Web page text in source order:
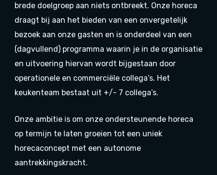
brede doelgroep aan niets ontbreekt. Onze horeca
draagt bij aan het bieden van een onvergetelijk
bezoek aan onze gasten en is onderdeel van een
(dagvullend) programma waarin je in de organisatie
en uitvoering hiervan wordt bijgestaan door
operationele en commerciële collega’s. Het
keukenteam bestaat uit +/- 7 collega’s.
Onze ambitie is om onze ondersteunende horeca
op termijn te laten groeien tot een uniek
horecaconcept met een autonome
aantrekkingskracht.